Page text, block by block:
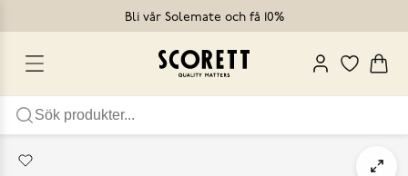
Bli vår Solemate och få 10%